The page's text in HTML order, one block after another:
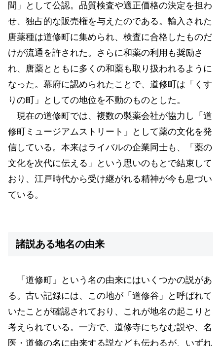
間」として公認。品質検査や適正価格の決定を担わ
せ、独占的な販売権を与えたのである。輸入された
唐薬種は道修町に集められ、検査に合格したものだ
けが流通を許された。さらに和薬の利用も奨励さ
れ、唐薬とともに多くの和薬も取り扱われるように
なった。幕府に認められたことで、道修町は「くす
りの町」としての地位を不動のものとした。
現在の道修町では、複数の製薬会社が協力し「道
修町ミュージアムストリート」として薬の文化を発
信している。本来はライバルの企業同士も、「薬の
文化を次代に伝える」という思いのもとで結束して
おり、江戸時代から受け継がれる精神が今も息づい
ている。
諸説ある地名の由来
「道修町」という名の由来にはいくつかの説があ
る。古い記録には、この地が「道修谷」と呼ばれて
いたことが確認されており、これが地名の起こりと
考えられている。一方で、道修寺にちなむ説や、名
医・道修の名に由来する説なども伝わるが、いずれ